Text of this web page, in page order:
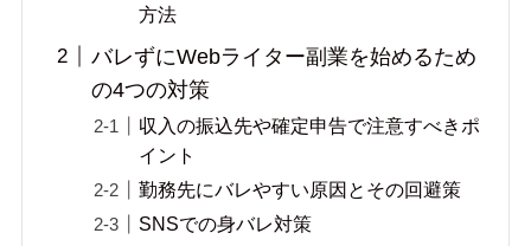
方法
バレずにWebライター副業を始めるため
の4つの対策
収入の振込先や確定申告で注意すべきポ
イント
勤務先にバレやすい原因とその回避策
SNSでの身バレ対策